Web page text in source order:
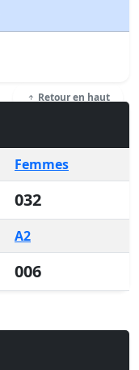
Retour en haut
Femmes
032
A2
006